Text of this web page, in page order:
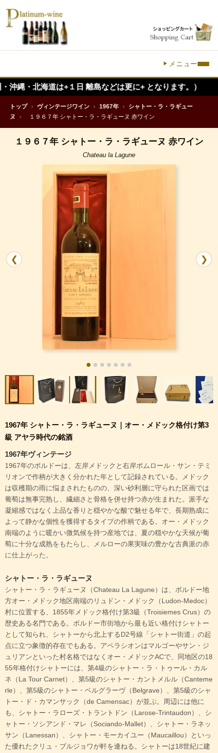
メニュー
は+１日 離島などは更に+ となります。）
トップ › ヴィンテージワイン › 1967年 ›
シャトー・ラ・ラギュー
ヌ
› １９６７年 シャトー・ラ・ラギューヌ 赤ワイン
１９６７年 シャトー・ラ・ラギューヌ 赤ワイン
Chateau la Lagune
❮ ❯
1967年 シャトー・ラ・ラギューヌ｜オー・メドック格付け第3
級 アヤラ時代の銘酒
1967年ヴィンテージ
1967年のボルドーは、左岸メドックと右岸ポムロール・サン・テミ
リオンで作柄が大きく分かれた年として記録されている。メドック
は収穫期の雨に悩まされたものの、深い砂利層に守られた区画では
葡萄は無事完熟し、繊細さと骨格を併せ持つ赤が生まれた。派手な
凝縮感ではなく上品な香りと穏やかな酸で魅せる年で、長期熟成に
よって静かな個性を獲得するタイプの作柄である。オー・メドック
南端のように暖かい微気候を持つ産地では、夏の穏やかな天候が葡
萄に十分な成熟をもたらし、メルローの果実味の豊かな古典派の赤
に仕上がった。
シャトー・ラ・ラギューヌ
シャトー・ラ・ラギューヌ（Chateau La Lagune）は、ボルドー地
方オー・メドック地区南端のリュドン・メドック（Ludon-Medoc）
村に位置する、1855年メドック格付け第3級（Troisiemes Crus）の
歴史ある名門である。ボルドー市街地から最も近い格付けシャトー
として知られ、シャトーから北上するD2号線「シャトー街道」の起
点に立つ象徴的存在でもある。アペラシオンはマルゴーやサン・ジ
ュリアンといった村名格ではなくオー・メドックACで、同地区の18
55年格付けシャトーには、第4級のシャトー・ラ・トゥール・カル
ネ（La Tour Carnet）、第5級のシャトー・カントメルル（Canteme
rle）、第5級のシャトー・ベルグラーヴ（Belgrave）、第5級のシャ
トー・ド・カマンサック（de Camensac）が並ぶ。周辺には他に
も、シャトー・ラローズ・トラントドン（Larose-Trintaudon）、シ
ャトー・ソシアンド・マレ（Sociando-Mallet）、シャトー・ラネッ
サン（Lanessan）、シャトー・モーカイユー（Maucaillou）といっ
た優れたクリュ・ブルジョワが軒を連ねる。シャトーは18世紀に建